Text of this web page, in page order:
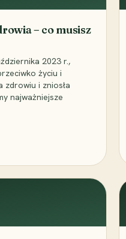
– co musisz
2023 r.,
życiu i
zdrowiu i zniosła
najważniejsze